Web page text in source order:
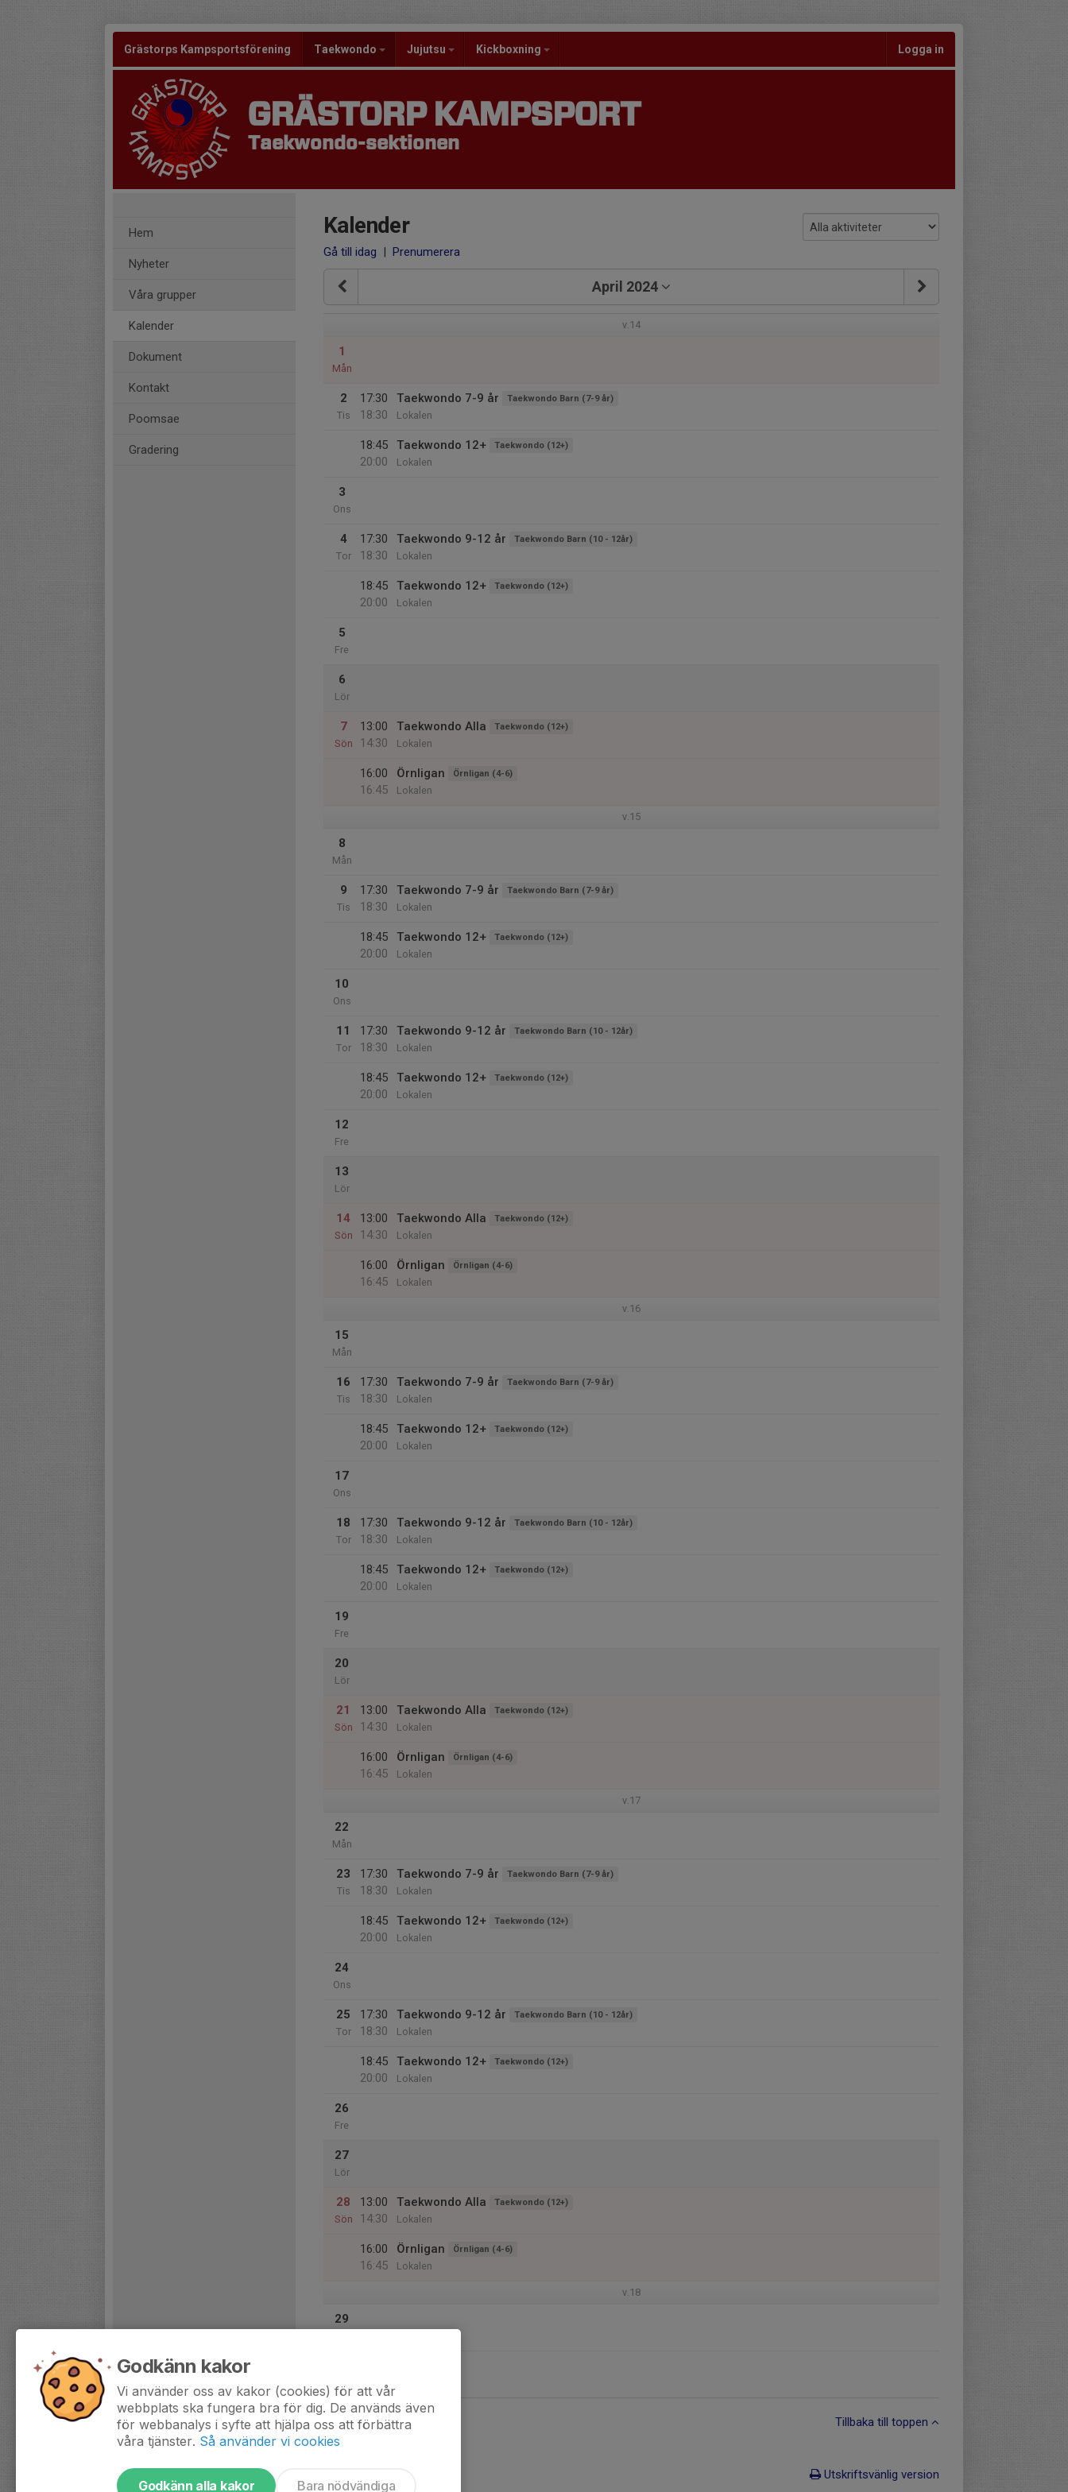
Grästorps Kampsportsförening Taekwondo Jujutsu Kickboxning Logga in
GRÄSTORP KAMPSPORT
Taekwondo-sektionen
Hem
Nyheter
Våra grupper
Kalender
Dokument
Kontakt
Poomsae
Gradering
Kalender
Gå till idag | Prenumerera
April 2024
v.14
1
Mån
2
Tis
17:30
18:30
Taekwondo 7-9 år Taekwondo Barn (7-9 år)
Lokalen
18:45
20:00
Taekwondo 12+ Taekwondo (12+)
Lokalen
3
Ons
4
Tor
17:30
18:30
Taekwondo 9-12 år Taekwondo Barn (10 - 12år)
Lokalen
18:45
20:00
Taekwondo 12+ Taekwondo (12+)
Lokalen
5
Fre
6
Lör
7
Sön
13:00
14:30
Taekwondo Alla Taekwondo (12+)
Lokalen
16:00
16:45
Örnligan Örnligan (4-6)
Lokalen
v.15
8
Mån
9
Tis
17:30
18:30
Taekwondo 7-9 år Taekwondo Barn (7-9 år)
Lokalen
18:45
20:00
Taekwondo 12+ Taekwondo (12+)
Lokalen
10
Ons
11
Tor
17:30
18:30
Taekwondo 9-12 år Taekwondo Barn (10 - 12år)
Lokalen
18:45
20:00
Taekwondo 12+ Taekwondo (12+)
Lokalen
12
Fre
13
Lör
14
Sön
13:00
14:30
Taekwondo Alla Taekwondo (12+)
Lokalen
16:00
16:45
Örnligan Örnligan (4-6)
Lokalen
v.16
15
Mån
16
Tis
17:30
18:30
Taekwondo 7-9 år Taekwondo Barn (7-9 år)
Lokalen
18:45
20:00
Taekwondo 12+ Taekwondo (12+)
Lokalen
17
Ons
18
Tor
17:30
18:30
Taekwondo 9-12 år Taekwondo Barn (10 - 12år)
Lokalen
18:45
20:00
Taekwondo 12+ Taekwondo (12+)
Lokalen
19
Fre
20
Lör
21
Sön
13:00
14:30
Taekwondo Alla Taekwondo (12+)
Lokalen
16:00
16:45
Örnligan Örnligan (4-6)
Lokalen
v.17
22
Mån
23
Tis
17:30
18:30
Taekwondo 7-9 år Taekwondo Barn (7-9 år)
Lokalen
18:45
20:00
Taekwondo 12+ Taekwondo (12+)
Lokalen
24
Ons
25
Tor
17:30
18:30
Taekwondo 9-12 år Taekwondo Barn (10 - 12år)
Lokalen
18:45
20:00
Taekwondo 12+ Taekwondo (12+)
Lokalen
26
Fre
27
Lör
28
Sön
13:00
14:30
Taekwondo Alla Taekwondo (12+)
Lokalen
16:00
16:45
Örnligan Örnligan (4-6)
Lokalen
v.18
29
Tillbaka till toppen
Utskriftsvänlig version
Godkänn kakor
Vi använder oss av kakor (cookies) för att vår
webbplats ska fungera bra för dig. De används även
för webbanalys i syfte att hjälpa oss att förbättra
våra tjänster. Så använder vi cookies
Godkänn alla kakor Bara nödvändiga